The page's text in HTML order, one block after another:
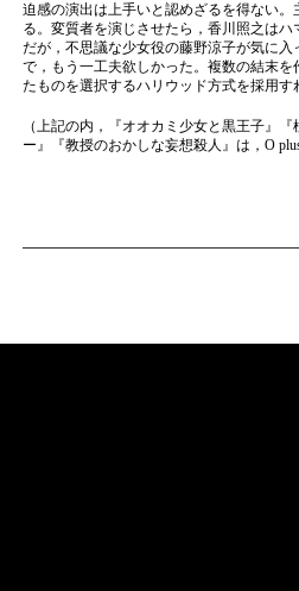
迫感の演出は上手いと認めざるを得ない
る。変質者を演じさせたら，香川照之は
だが，不思議な少女役の藤野涼子が気に
で，もう一工夫欲しかった。複数の結末
たものを選択するハリウッド方式を採用
（上記の内，『オオカミ少女と黒王子』
ー』『教授のおかしな妄想殺人』は，O